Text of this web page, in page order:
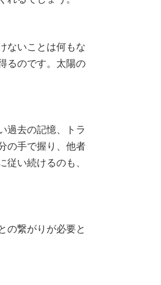
ないことは何もな
るのです。太陽の
過去の記憶、トラ
の手で握り、他者
い続けるのも、
の繋がりが必要と